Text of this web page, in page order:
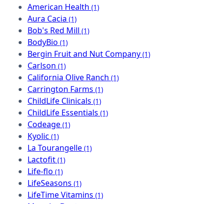
American Health (1)
Aura Cacia (1)
Bob's Red Mill (1)
BodyBio (1)
Bergin Fruit and Nut Company (1)
Carlson (1)
California Olive Ranch (1)
Carrington Farms (1)
ChildLife Clinicals (1)
ChildLife Essentials (1)
Codeage (1)
Kyolic (1)
La Tourangelle (1)
Lactofit (1)
Life-flo (1)
LifeSeasons (1)
LifeTime Vitamins (1)